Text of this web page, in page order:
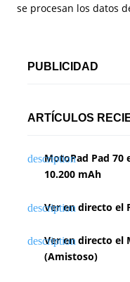
se procesan los datos
PUBLICIDAD
ARTÍCULOS
MotoPad Pad 70
10.200 mAh
Ver en directo el
Ver en directo el
(Amistoso)